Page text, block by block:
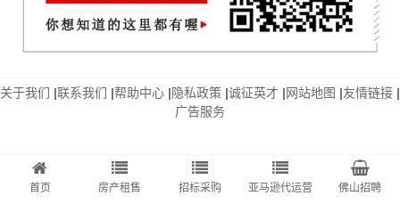
首页 房产租售 招标采购 亚马逊代运营 佛山招聘
关于我们 |联系我们 |帮助中心 |隐私政策 |诚征英才 |网站地图 |友情链接 |
广告服务